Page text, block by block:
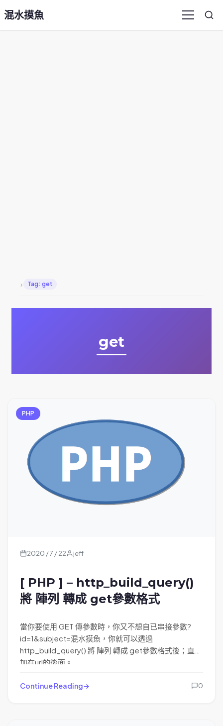
混水摸魚 Menu
› Tag: get
get
PHP
2020 / 7 / 22 jeff
[ PHP ] – http_build_query()
將 陣列 轉成 get參數格式
當你要使用 GET 傳參數時，你又不想自已串接參數?
id=1&subject=混水摸魚，你就可以透過
http_build_query() 將 陣列 轉成 get參數格式後；直接
加在url的後面。
Continue Reading 0